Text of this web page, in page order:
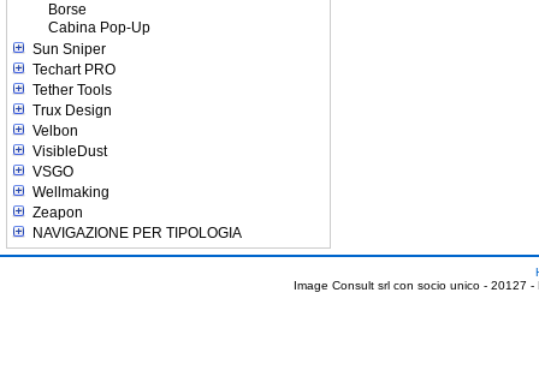
Borse
Cabina Pop-Up
Sun Sniper
Techart PRO
Tether Tools
Trux Design
Velbon
VisibleDust
VSGO
Wellmaking
Zeapon
NAVIGAZIONE PER TIPOLOGIA
Image Consult srl con socio unico - 20127